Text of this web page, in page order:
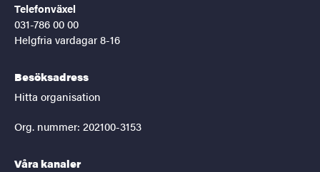
Telefonväxel
031-786 00 00
Helgfria vardagar 8-16
Besöksadress
Hitta organisation
Org. nummer: 202100-3153
Våra kanaler